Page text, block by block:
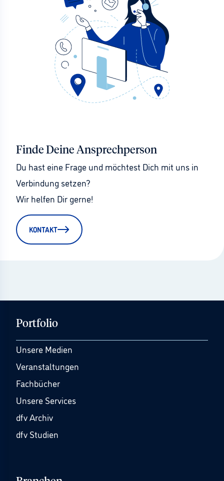
Finde Deine Ansprechperson
Du hast eine Frage und möchtest Dich mit uns in
Verbindung setzen?
Wir helfen Dir gerne!
KONTAKT
Portfolio
Unsere Medien
Veranstaltungen
Fachbücher
Unsere Services
dfv Archiv
dfv Studien